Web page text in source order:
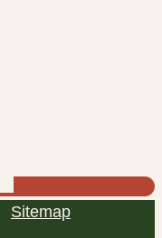
Sitemap